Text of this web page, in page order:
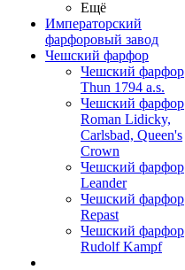
Ещё
Императорский
фарфоровый завод
Чешский фарфор
Чешский фарфор
Thun 1794 a.s.
Чешский фарфор
Roman Lidicky,
Carlsbad, Queen's
Crown
Чешский фарфор
Leander
Чешский фарфор
Repast
Чешский фарфор
Rudolf Kampf